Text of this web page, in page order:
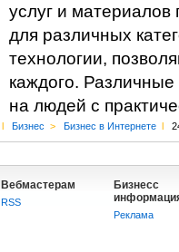
услуг и материалов
для различных
технологии,
каждого.
на людей с
l Бизнес > Бизнес в Интернете l
Вебмастерам
RSS
Бизнесс
Реклама